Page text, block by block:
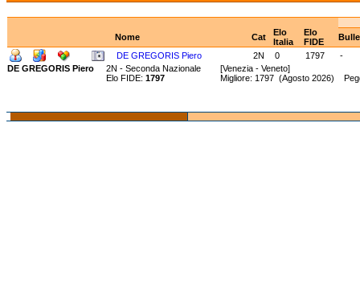
Nome Cat
Elo
Italia
Elo
FIDE
DE GREGORIS Piero
2N 0 1797
-
DE GREGORIS Piero
2N - Seconda Nazionale [Venezia - Veneto]
Elo FIDE: 1797 Migliore: 1797 (Agosto 2026)